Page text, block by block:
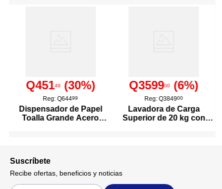
Descripción De Color Chocolate
3 portalámparas tipo E27.
Ideal para interiores.
Q45149 (30%)
Reg: Q64499
Dispensador de Papel
Toalla Grande Acero
Q359900 (6%)
Reg: Q384900
Lavadora de Carga
Superior de 20 kg con
Suscríbete
Recibe ofertas, beneficios y noticias